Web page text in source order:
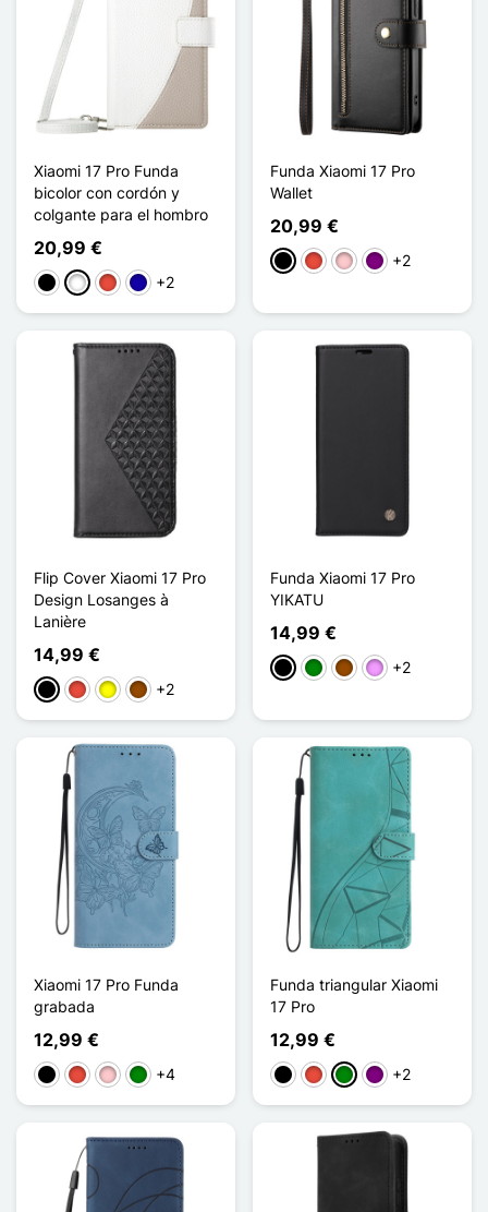
Xiaomi 17 Pro Funda
bicolor con cordón y
colgante para el hombro
20,99 €
NegroBlancoRojoAzul oscuro
+2
Funda Xiaomi 17 Pro
Wallet
20,99 €
NegroRojoRosaPúrpura
+2
Flip Cover Xiaomi 17 Pro
Design Losanges à
Lanière
14,99 €
NegroRojoAmarilloMarrón
+2
Funda Xiaomi 17 Pro
YIKATU
14,99 €
NegroVerdeMarrónMorado claro
+2
Xiaomi 17 Pro Funda
grabada
12,99 €
NegroRojoRosaVerde
+4
Funda triangular Xiaomi
17 Pro
12,99 €
NegroRojoVerdePúrpura
+2